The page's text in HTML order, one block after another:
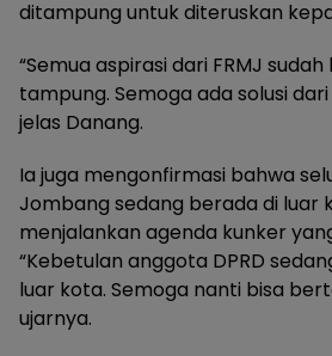
ditampung untuk diteruskan
“Semua aspirasi dari FRMJ
tampung. Semoga ada solusi
jelas Danang.
Ia juga mengonfirmasi bahwa
Jombang sedang berada di luar
menjalankan agenda kunker
“Kebetulan anggota DPRD
luar kota. Semoga nanti bisa
ujarnya.